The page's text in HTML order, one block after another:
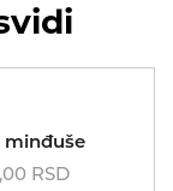
minđuše
RSD